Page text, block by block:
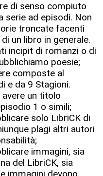
di senso compiuto
serie ad episodi. Non
troncate facenti
un libro in generale.
incipit di romanzi o di
poesie;
composte al
e da 9 Stagioni.
un titolo
1 o simili;
solo LibriCK di
plagi altri autori
immagini, sia
del LibriCK, sia